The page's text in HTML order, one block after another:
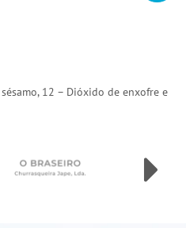
12 – Dióxido de enxofre e